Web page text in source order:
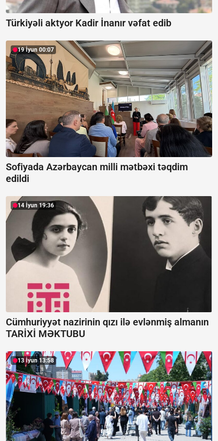
Türkiyəli aktyor Kadir İnanır vəfat edib
19 İyun 00:07
Sofiyada Azərbaycan milli mətbəxi təqdim
edildi
14 İyun 19:36
Cümhuriyyət nazirinin qızı ilə evlənmiş almanın
TARİXİ MƏKTUBU
13 İyun 13:58